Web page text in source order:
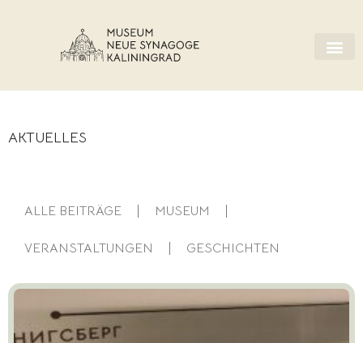
AKTUELLES
ALLE BEITRÄGE MUSEUM
VERANSTALTUNGEN GESCHICHTEN